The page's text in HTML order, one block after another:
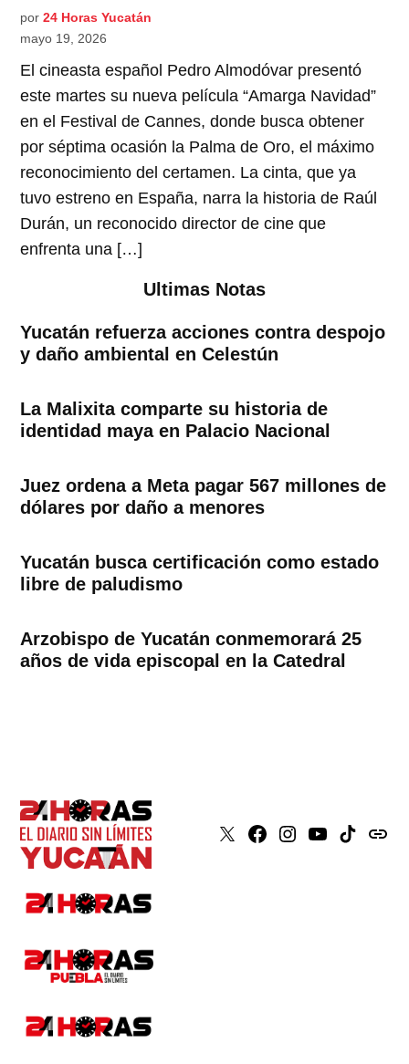
por 24 Horas Yucatán
mayo 19, 2026
El cineasta español Pedro Almodóvar presentó
este martes su nueva película “Amarga Navidad”
en el Festival de Cannes, donde busca obtener
por séptima ocasión la Palma de Oro, el máximo
reconocimiento del certamen. La cinta, que ya
tuvo estreno en España, narra la historia de Raúl
Durán, un reconocido director de cine que
enfrenta una […]
Ultimas Notas
Yucatán refuerza acciones contra despojo
y daño ambiental en Celestún
La Malixita comparte su historia de
identidad maya en Palacio Nacional
Juez ordena a Meta pagar 567 millones de
dólares por daño a menores
Yucatán busca certificación como estado
libre de paludismo
Arzobispo de Yucatán conmemorará 25
años de vida episcopal en la Catedral
X Faceboook
Instagram
YoutubeTiktokissuu